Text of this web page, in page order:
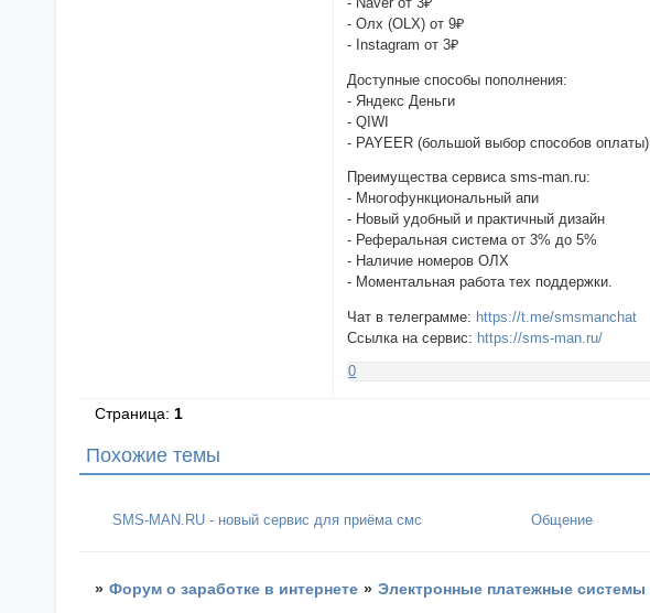
- Олх (OLX) от 9₽
- Instagram от 3₽
Доступные способы пополнения:
- Яндекс Деньги
- QIWI
- PAYEER (большой выбор способов оплаты)
Преимущества сервиса sms-man.ru:
- Многофункциональный апи
- Новый удобный и практичный дизайн
- Реферальная система от 3% до 5%
- Наличие номеров ОЛХ
- Моментальная работа тех поддержки.
Чат в телеграмме: https://t.me/smsmanchat
Ссылка на сервис: https://sms-man.ru/
0
Страница:1
Похожие темы
SMS-MAN.RU - новый сервис для приёма смс Общение
» Форум о заработке в интернете » Электронные платежные системы